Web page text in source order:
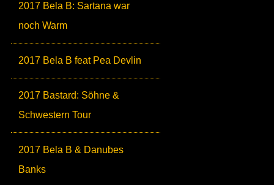
2017 Bela B: Sartana war
noch Warm
2017 Bela B feat Pea Devlin
2017 Bastard: Söhne &
Schwestern Tour
2017 Bela B & Danubes
Banks